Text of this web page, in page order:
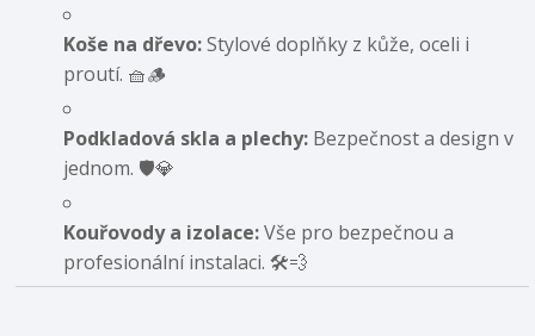
Koše na dřevo:Stylové doplňky z kůže, oceli i
proutí. 🧺🪵
Podkladová skla a plechy: Bezpečnost a design v
jednom. 🛡️💎
Kouřovody a izolace:Vše pro bezpečnou a
profesionální instalaci. 🛠️💨